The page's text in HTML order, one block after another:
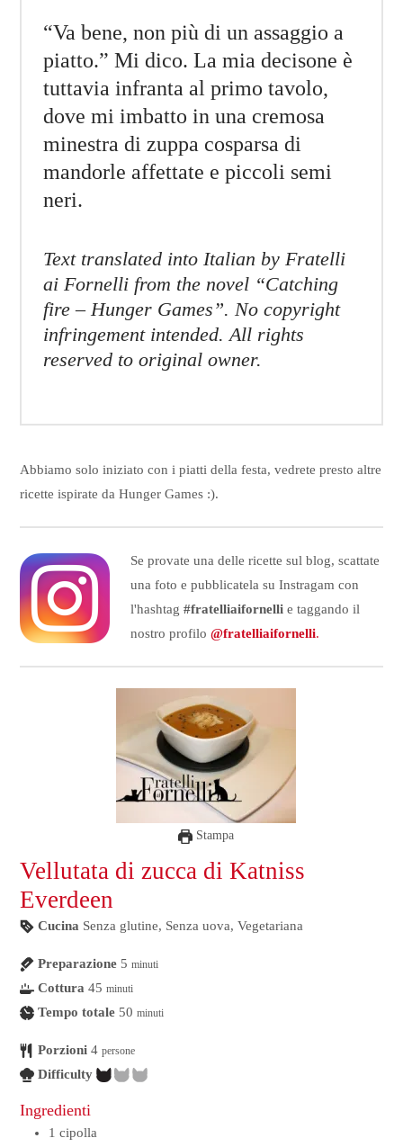
“Va bene, non più di un assaggio a
piatto.” Mi dico. La mia decisone è
tuttavia infranta al primo tavolo,
dove mi imbatto in una cremosa
minestra di zuppa cosparsa di
mandorle affettate e piccoli semi
neri.
Text translated into Italian by Fratelli
ai Fornelli from the novel “Catching
fire – Hunger Games”. No copyright
infringement intended. All rights
reserved to original owner.
Abbiamo solo iniziato con i piatti della festa, vedrete presto altre
ricette ispirate da Hunger Games :).
Se provate una delle ricette sul blog, scattate
una foto e pubblicatela su Instragam con
l'hashtag #fratelliaifornellie taggando il
nostro profilo @fratelliaifornelli.
Stampa
Vellutata di zucca di Katniss
Everdeen
Cucina Senza glutine, Senza uova, Vegetariana
Preparazione 5 minuti
Cottura 45 minuti
Tempo totale 50 minuti
Porzioni 4 persone
Difficulty
Ingredienti
1 cipolla